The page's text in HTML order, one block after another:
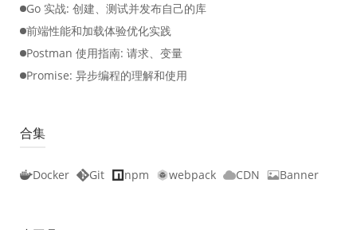
Go 实战: 创建、测试并发布自己的库
前端性能和加载体验优化实践
Postman 使用指南: 请求、变量
Promise: 异步编程的理解和使用
合集
Docker Git npm webpack CDN Banner